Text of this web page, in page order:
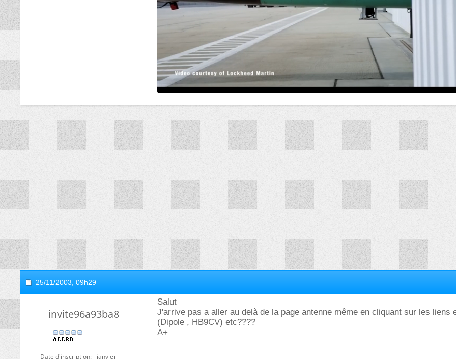
25/11/2003, 09h29
invite96a93ba8
Date d'inscription janvier
Salut
J'arrive pas a aller au delà de la page antenne même en cliquant sur les liens
(Dipole , HB9CV) etc????
A+